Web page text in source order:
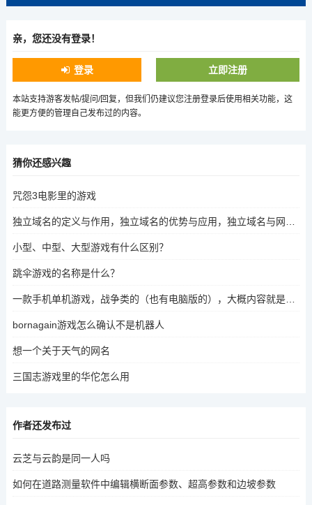
亲，您还没有登录！
登录 立即注册
本站支持游客发帖/提问/回复，但我们仍建议您注册登录后使用相关功能，这
能更方便的管理自己发布过的内容。
猜你还感兴趣
咒怨3电影里的游戏
小型、中型、大型游戏有什么区别？
跳伞游戏的名称是什么？
一款手机单机游戏，战争类的（也有电脑版的），大概内容就是可以建造兵营，坦克，还有维修车量，兵种迹处
bornagain游戏怎么确认不是机器人
想一个关于天气的网名
三国志游戏里的华佗怎么用
作者还发布过
云芝与云韵是同一人吗
如何在道路测量软件中编辑横断面参数、超高参数和边坡参数